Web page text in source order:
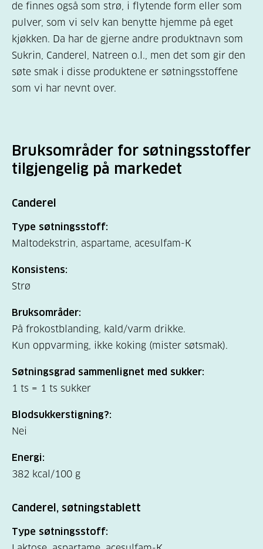
de finnes også som strø, i flytende form eller som
pulver, som vi selv kan benytte hjemme på eget
kjøkken. Da har de gjerne andre produktnavn som
Sukrin, Canderel, Natreen o.l., men det som gir den
søte smak i disse produktene er søtningsstoffene
som vi har nevnt over.
Bruksområder for søtningsstoffer
tilgjengelig på markedet
Canderel
Type søtningsstoff:
Maltodekstrin, aspartame, acesulfam-K
Konsistens:
Strø
Bruksområder:
På frokostblanding, kald/varm drikke.
Kun oppvarming, ikke koking (mister søtsmak).
Søtningsgrad sammenlignet med sukker:
1 ts = 1 ts sukker
Blodsukkerstigning?:
Nei
Energi:
382 kcal/100 g
Canderel, søtningstablett
Type søtningsstoff: